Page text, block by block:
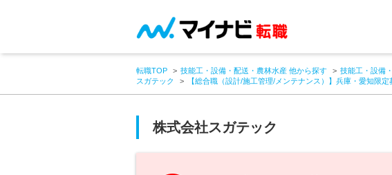
転職TOP 技能工・設備・配送・農林水産 他から探す 技能工・設備
スガテック
【総合職（設計/施工管理/メンテナンス）】兵庫・愛知限定
株式会社スガテック